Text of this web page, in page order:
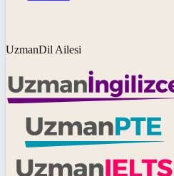
UzmanDil Ailesi